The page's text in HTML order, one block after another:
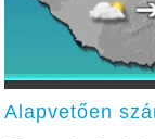
Alapvetően